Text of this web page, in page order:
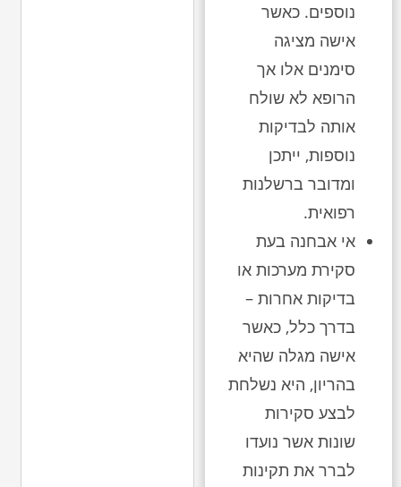
נוספים. כאשר
אישה מציגה
סימנים אלו אך
הרופא לא שולח
אותה לבדיקות
נוספות, ייתכן
ומדובר ברשלנות
רפואית.
אי אבחנה בעת
סקירת מערכות או
בדיקות אחרות –
בדרך כלל, כאשר
אישה מגלה שהיא
בהריון, היא נשלחת
לבצע סקירות
שונות אשר נועדו
לברר את תקינות